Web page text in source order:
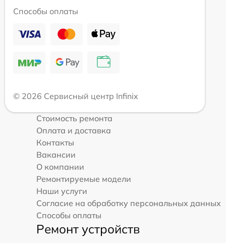
Способы оплаты
© 2026 Сервисный центр Infinix
Стоимость ремонта
Оплата и доставка
Контакты
Вакансии
О компании
Ремонтируемые модели
Наши услуги
Согласие на обработку персональных данных
Способы оплаты
Ремонт устройств